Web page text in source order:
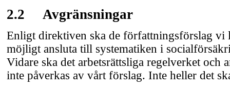
2.2 Avgränsningar
Enligt direktiven ska de författningsförslag vi
möjligt ansluta till systematiken i
Vidare ska det arbetsrättsliga regelverket och
inte påverkas av vårt förslag. Inte heller det